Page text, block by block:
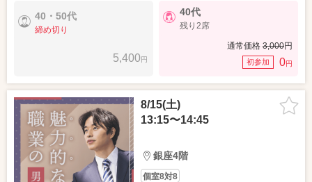
40・50代
締め切り
5,400円
40代
残り2席
通常価格 3,000円
初参加 0円
8/15(土)
13:15〜14:45
銀座4階
個室8対8